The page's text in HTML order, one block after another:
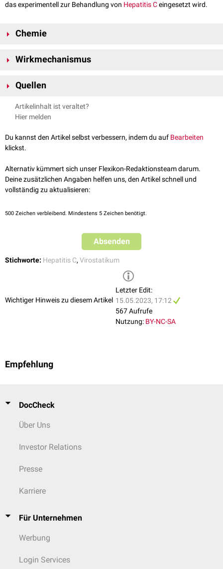
das experimentell zur Behandlung von Hepatitis Ceingesetzt wird.
Chemie
beträgt 543.7 g/mol.
Wirkmechanismus
Polymerase entfaltet. Er wirkt selektiv und hemmt effektiv die
Quellen
PubChem ; Radalbuvir. Abgerufen am 15.05.2023
Artikelinhalt ist veraltet?
Hier melden
Du kannst den Artikel selbst verbessern, indem du auf Bearbeiten
klickst.
Alternativ kümmert sich unser Flexikon-Redaktionsteam darum.
Deine zusätzlichen Angaben helfen uns, den Artikel schnell und
vollständig zu aktualisieren:
500 Zeichen verbleibend. Mindestens 5 Zeichen benötigt.
Absenden
Stichworte: Hepatitis C, Virostatikum
Wichtiger Hinweis zu diesem Artikel
Letzter Edit:
15.05.2023, 17:12
567 Aufrufe
Nutzung: BY-NC-SA
Empfehlung
DocCheck
Über Uns
Investor Relations
Presse
Karriere
Für Unternehmen
Werbung
Login Services